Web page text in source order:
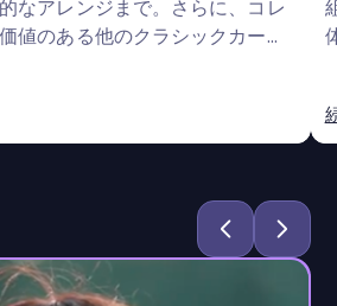
なアレンジまで。さらに、コレ
値のある他のクラシックカード